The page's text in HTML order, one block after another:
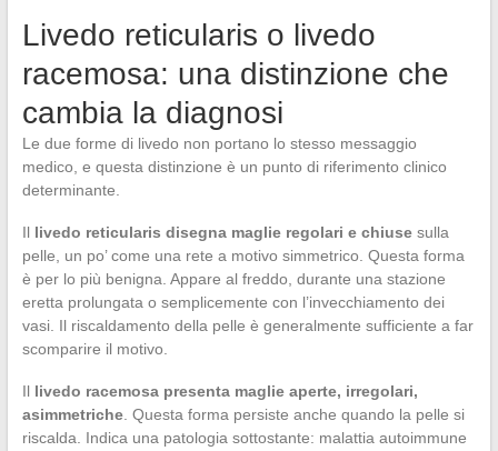
Livedo reticularis o livedo
racemosa: una distinzione che
cambia la diagnosi
Le due forme di livedo non portano lo stesso messaggio
medico, e questa distinzione è un punto di riferimento clinico
determinante.
Il livedo reticularis disegna maglie regolari e chiusesulla
pelle, un po’ come una rete a motivo simmetrico. Questa forma
è per lo più benigna. Appare al freddo, durante una stazione
eretta prolungata o semplicemente con l’invecchiamento dei
vasi. Il riscaldamento della pelle è generalmente sufficiente a far
scomparire il motivo.
Il livedo racemosa presenta maglie aperte, irregolari,
asimmetriche. Questa forma persiste anche quando la pelle si
riscalda. Indica una patologia sottostante: malattia autoimmune